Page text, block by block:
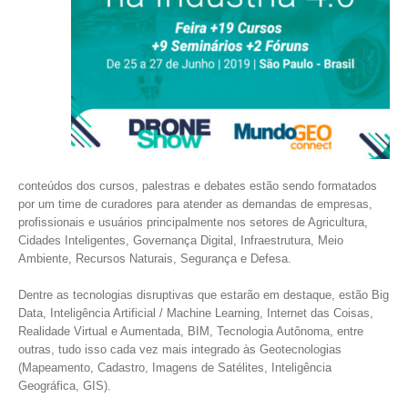
conteúdos dos cursos, palestras e debates estão sendo formatados
por um time de curadores para atender as demandas de empresas,
profissionais e usuários principalmente nos setores de Agricultura,
Cidades Inteligentes, Governança Digital, Infraestrutura, Meio
Ambiente, Recursos Naturais, Segurança e Defesa.
Dentre as tecnologias disruptivas que estarão em destaque, estão Big
Data, Inteligência Artificial / Machine Learning, Internet das Coisas,
Realidade Virtual e Aumentada, BIM, Tecnologia Autônoma, entre
outras, tudo isso cada vez mais integrado às Geotecnologias
(Mapeamento, Cadastro, Imagens de Satélites, Inteligência
Geográfica, GIS).